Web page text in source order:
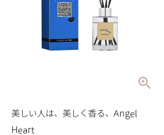
美しい人は、美しく香る、Angel
Heart